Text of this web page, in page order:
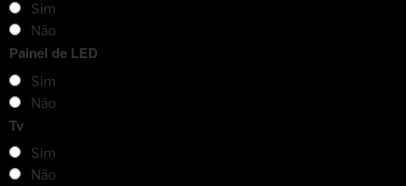
Sim
Não
Painel de LED
Sim
Não
Tv
Sim
Não